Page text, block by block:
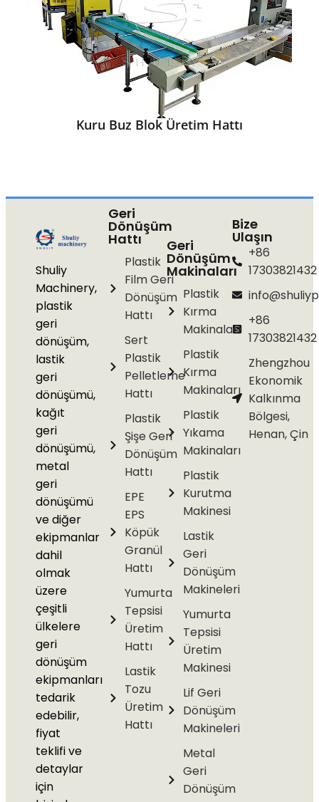
Kuru Buz Blok Üretim Hattı
Shuliy
Machinery,
plastik
geri
dönüşüm,
lastik
geri
dönüşümü,
kağıt
geri
dönüşümü,
metal
geri
dönüşümü
ve diğer
ekipmanlar
dahil
olmak
üzere
çeşitli
ülkelere
geri
dönüşüm
ekipmanları
tedarik
edebilir,
fiyat
teklifi ve
detaylar
için
Geri
Dönüşüm
Hattı
Plastik
Film Geri
Dönüşüm
Hattı
Sert
Plastik
Pelletleme
Hattı
Plastik
Şişe Geri
Dönüşüm
Hattı
EPE
EPS
Köpük
Granül
Hattı
Yumurta
Tepsisi
Üretim
Hattı
Lastik
Tozu
Üretim
Hattı
Geri
Dönüşüm
Makinaları
Plastik
Kırma
Makinaları
Plastik
Kırma
Makinaları
Plastik
Yıkama
Makinaları
Plastik
Kurutma
Makinesi
Lastik
Geri
Dönüşüm
Makineleri
Yumurta
Tepsisi
Üretim
Makinesi
Lif Geri
Dönüşüm
Makineleri
Metal
Geri
Dönüşüm
Bize
Ulaşın
+86
17303821432
+86
17303821432
Zhengzhou
Ekonomik
Kalkınma
Bölgesi,
Henan, Çin